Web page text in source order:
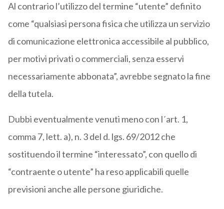
Al contrario l’utilizzo del termine “utente” definito
come “qualsiasi persona fisica che utilizza un servizio
di comunicazione elettronica accessibile al pubblico,
per motivi privati o commerciali, senza esservi
necessariamente abbonata”, avrebbe segnato la fine
della tutela.
Dubbi eventualmente venuti meno con l´art. 1,
comma 7, lett. a), n. 3 del d. lgs. 69/2012 che
sostituendo il termine “interessato”, con quello di
“contraente o utente” ha reso applicabili quelle
previsioni anche alle persone giuridiche.